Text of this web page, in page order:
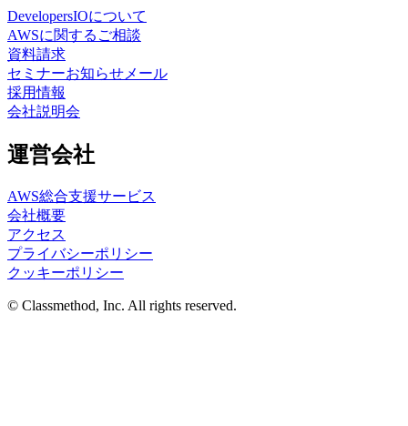
DevelopersIOについて
AWSに関するご相談
資料請求
セミナーお知らせメール
採用情報
会社説明会
運営会社
AWS総合支援サービス
会社概要
アクセス
プライバシーポリシー
クッキーポリシー
© Classmethod, Inc. All rights reserved.